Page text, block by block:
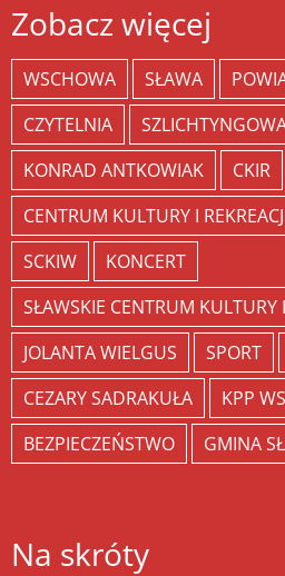
Zobacz więcej
WSCHOWA SŁAWA
CZYTELNIA
KONRAD ANTKOWIAK
CKIR
CENTRUM KULTURY I
SCKIW
KONCERT
SŁAWSKIE CENTRUM KULTURY
JOLANTA WIELGUS
SPORT
CEZARY SADRAKUŁA
KPP
BEZPIECZEŃSTWO
GMINA
Na skróty